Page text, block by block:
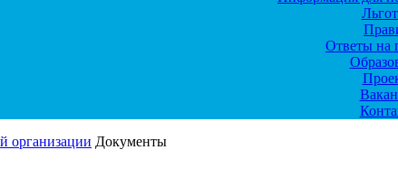
Ответы на
организации Документы